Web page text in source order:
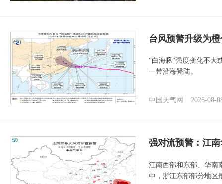
台风预警升级为
“白海豚”强度变化不大
一带沿海登陆。
中国天气网 2026-08-
强对流预警：江
江南西部和东部、华南
中，浙江东部部分地区